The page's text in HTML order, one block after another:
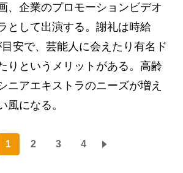
、企業のプロモーションビデオ
として出演する。謝礼は時給
安で、芸能人に会えたり有名ド
りというメリットがある。高齢
ニアエキストラのニーズが増え
風になる。
1 2 3 4